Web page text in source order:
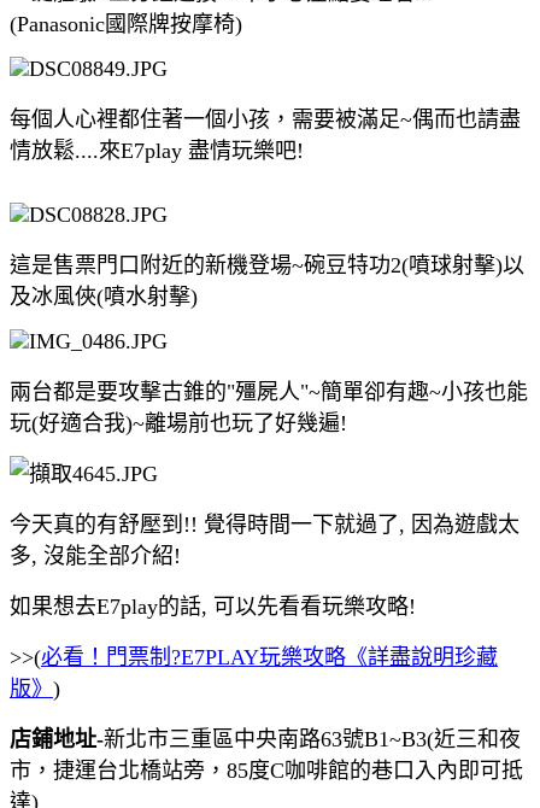
(Panasonic國際牌按摩椅)
每個人心裡都住著一個小孩，需要被滿足~偶而也請盡
情放鬆....來E7play 盡情玩樂吧!
這是售票門口附近的新機登場~碗豆特功2(噴球射擊)以
及冰風俠(噴水射擊)
兩台都是要攻擊古錐的"殭屍人"~簡單卻有趣~小孩也能
玩(好適合我)~離場前也玩了好幾遍!
今天真的有舒壓到!! 覺得時間一下就過了, 因為遊戲太
多, 沒能全部介紹!
如果想去E7play的話, 可以先看看玩樂攻略!
>>(必看！門票制?E7PLAY玩樂攻略《詳盡說明珍藏
版》 )
店鋪地址-新北市三重區中央南路63號B1~B3(近三和夜
市，捷運台北橋站旁，85度C咖啡館的巷口入內即可抵
達)